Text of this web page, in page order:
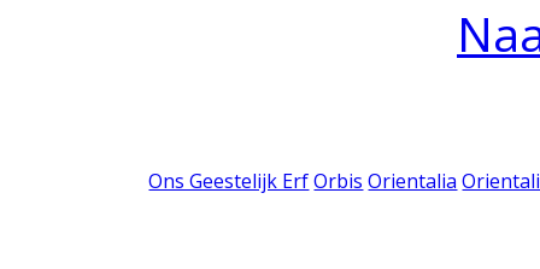
Ons Geestelijk Erf Orbis Orientalia